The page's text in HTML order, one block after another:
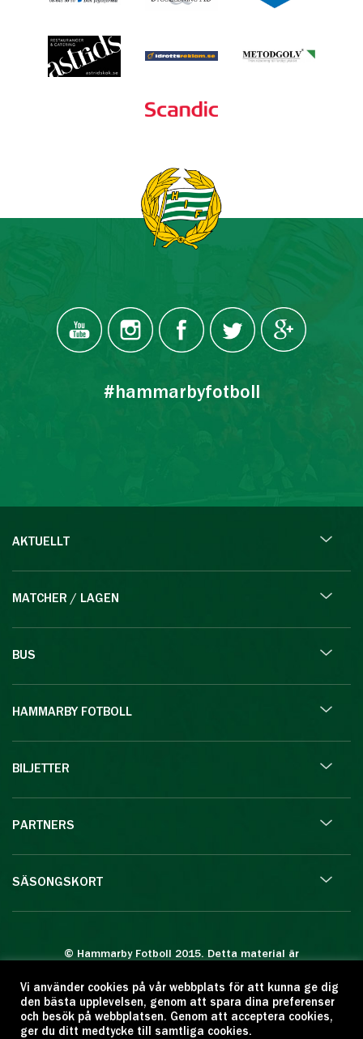
#hammarbyfotboll
AKTUELLT
MATCHER / LAGEN
BUS
HAMMARBY FOTBOLL
BILJETTER
PARTNERS
SÄSONGSKORT
© Hammarby Fotboll 2015. Detta material är
Eftertryck eller annan kopiering är förbjuden.
Citera oss gärna men ange källan:
www.hammarbyfotboll.se. Ansvarig utgivare:
Vi använder cookies på vår webbplats för att kunna ge dig
den bästa upplevelsen, genom att spara dina preferenser
och besök på webbplatsen. Genom att acceptera cookies,
ger du ditt medtycke till samtliga cookies.